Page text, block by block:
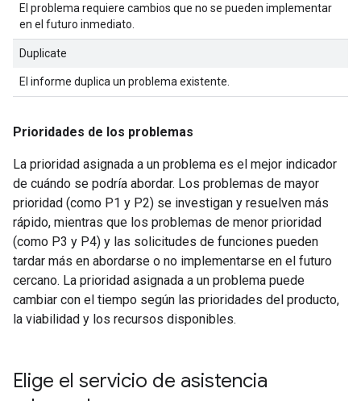
El problema requiere cambios que no se pueden implementar
en el futuro inmediato.
Duplicate
El informe duplica un problema existente.
Prioridades de los problemas
La prioridad asignada a un problema es el mejor indicador
de cuándo se podría abordar. Los problemas de mayor
prioridad (como P1 y P2) se investigan y resuelven más
rápido, mientras que los problemas de menor prioridad
(como P3 y P4) y las solicitudes de funciones pueden
tardar más en abordarse o no implementarse en el futuro
cercano. La prioridad asignada a un problema puede
cambiar con el tiempo según las prioridades del producto,
la viabilidad y los recursos disponibles.
Elige el servicio de asistencia